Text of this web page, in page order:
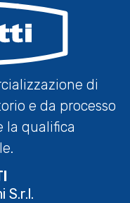
di
e da processo
la qualifica
S.r.l.